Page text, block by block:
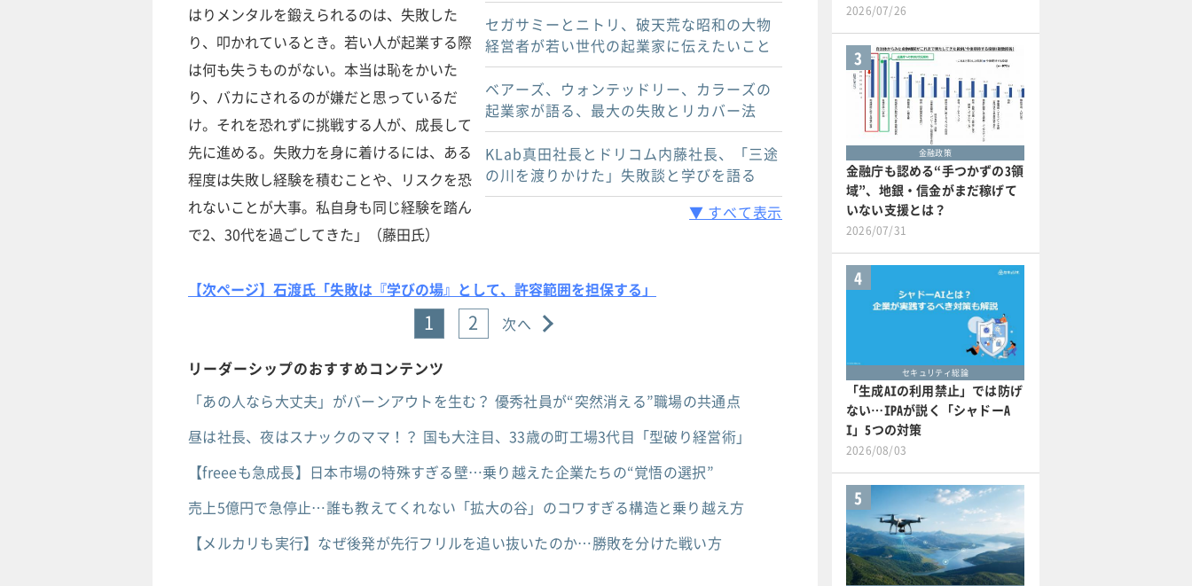
セガサミーとニトリ、破天荒な昭和の大物
経営者が若い世代の起業家に伝えたいこと
ベアーズ、ウォンテッドリー、カラーズの
起業家が語る、最大の失敗とリカバー法
KLab真田社長とドリコム内藤社長、「三途
の川を渡りかけた」失敗談と学びを語る
▼ すべて表示
はりメンタルを鍛えられるのは、失敗した
り、叩かれているとき。若い人が起業する際
は何も失うものがない。本当は恥をかいた
り、バカにされるのが嫌だと思っているだ
け。それを恐れずに挑戦する人が、成長して
先に進める。失敗力を身に着けるには、ある
程度は失敗し経験を積むことや、リスクを恐
れないことが大事。私自身も同じ経験を踏ん
で2、30代を過ごしてきた」（藤田氏）
【次ページ】石渡氏「失敗は『学びの場』として、許容範囲を担保する」
1 2 次へ
リーダーシップのおすすめコンテンツ
「あの人なら大丈夫」がバーンアウトを生む？ 優秀社員が“突然消える”職場の共通点
昼は社長、夜はスナックのママ！？ 国も大注目、33歳の町工場3代目「型破り経営術」
【freeeも急成長】日本市場の特殊すぎる壁…乗り越えた企業たちの“覚悟の選択”
売上5億円で急停止…誰も教えてくれない「拡大の谷」のコワすぎる構造と乗り越え方
【メルカリも実行】なぜ後発が先行フリルを追い抜いたのか…勝敗を分けた戦い方
2026/07/26
3
金融政策
金融庁も認める“手つかずの3領
域”、地銀・信金がまだ稼げて
いない支援とは？
2026/07/31
4
セキュリティ総論
「生成AIの利用禁止」では防げ
ない…IPAが説く「シャドーA
I」5つの対策
2026/08/03
5